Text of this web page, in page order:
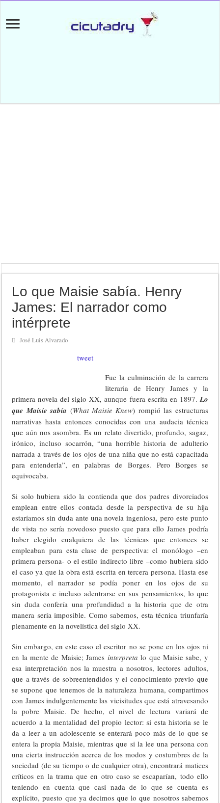
Lo que Maisie sabía. Henry
James: El narrador como
intérprete
José Luis Alvarado
tweet
Fue la culminación de la carrera
literaria de Henry James y la
primera novela del siglo XX, aunque fuera escrita en 1897.Lo
que Maisie sabía (What Maisie Knew) rompió las estructuras
narrativas hasta entonces conocidas con una audacia técnica
que aún nos asombra. Es un relato divertido, profundo, sagaz,
irónico, incluso socarrón, “una horrible historia de adulterio
narrada a través de los ojos de una niña que no está capacitada
para entenderla”, en palabras de Borges. Pero Borges se
equivocaba.
Si solo hubiera sido la contienda que dos padres divorciados
emplean entre ellos contada desde la perspectiva de su hija
estaríamos sin duda ante una novela ingeniosa, pero este punto
de vista no sería novedoso puesto que para ello James podría
haber elegido cualquiera de las técnicas que entonces se
empleaban para esta clase de perspectiva: el monólogo –en
primera persona- o el estilo indirecto libre –como hubiera sido
el caso ya que la obra está escrita en tercera persona. Hasta ese
momento, el narrador se podía poner en los ojos de su
protagonista e incluso adentrarse en sus pensamientos, lo que
sin duda confería una profundidad a la historia que de otra
manera sería imposible. Como sabemos, esta técnica triunfaría
plenamente en la novelística del siglo XX.
Sin embargo, en este caso el escritor no se pone en los ojos ni
en la mente de Maisie; James interpreta lo que Maisie sabe, y
esa interpretación nos la muestra a nosotros, lectores adultos,
que a través de sobreentendidos y el conocimiento previo que
se supone que tenemos de la naturaleza humana, compartimos
con James indulgentemente las vicisitudes que está atravesando
la pobre Maisie. De hecho, el nivel de lectura variará de
acuerdo a la mentalidad del propio lector: si esta historia se le
da a leer a un adolescente se enterará poco más de lo que se
entera la propia Maisie, mientras que si la lee una persona con
una cierta instrucción acerca de los modos y costumbres de la
sociedad (de su tiempo o de cualquier otra), encontrará matices
críticos en la trama que en otro caso se escaparían, todo ello
teniendo en cuenta que casi nada de lo que se cuenta es
explícito, puesto que ya decimos que lo que nosotros sabemos